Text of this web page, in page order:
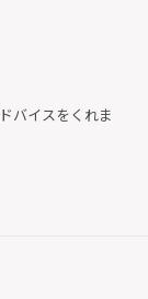
バイスをくれま